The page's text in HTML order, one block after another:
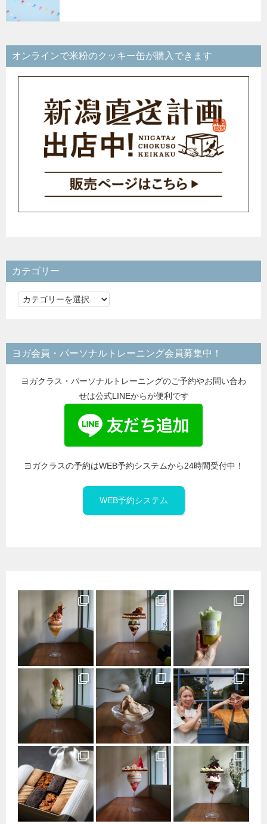
オンラインで米粉のクッキー缶が購入できます
カテゴリー
カ
リ
ー
ヨガ会員・パーソナルトレーニング会員募集中！
ヨガクラス・パーソナルトレーニングのご予約やお問い合わ
せは公式LINEからが便利です
ヨガクラスの予約はWEB予約システムから24時間受付中！
WEB予約システム